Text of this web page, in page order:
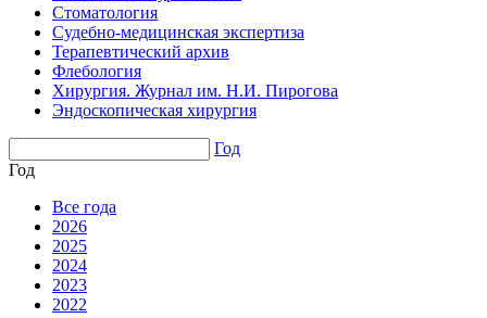
Стоматология
Судебно-медицинская экспертиза
Терапевтический архив
Флебология
Хирургия. Журнал им. Н.И. Пирогова
Эндоскопическая хирургия
Год
Год
Все года
2026
2025
2024
2023
2022